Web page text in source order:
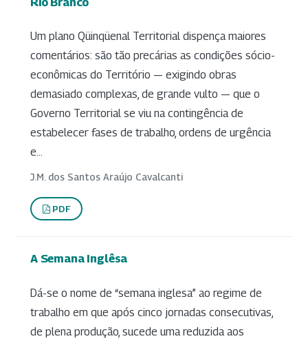
Um plano Qüinqüenal Territorial dispença maiores
comentários: são tão precárias as condições sócio-
econômicas do Território — exigindo obras
demasiado complexas, de grande vulto — que o
Governo Territorial se viu na contingência de
estabelecer fases de trabalho, ordens de urgência
e...
J.M. dos Santos Araújo Cavalcanti
PDF
A Semana Inglêsa
Dá-se o nome de “semana inglesa” ao regime de
trabalho em que após cinco jornadas consecutivas,
de plena produção, sucede uma reduzida aos